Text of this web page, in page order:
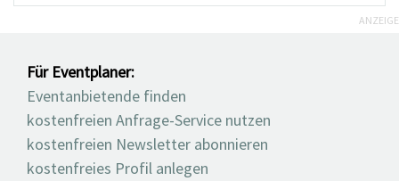
ANZEIGE
Für Eventplaner:
Eventanbietende finden
kostenfreien Anfrage-Service nutzen
kostenfreien Newsletter abonnieren
kostenfreies Profil anlegen